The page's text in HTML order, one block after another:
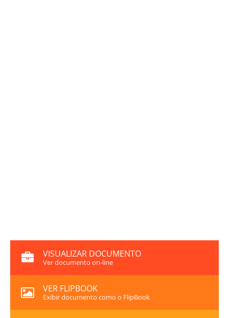
VISUALIZAR DOCUMENTO
Ver documento on-line
VER FLIPBOOK
Exibir documento como o FlipBook